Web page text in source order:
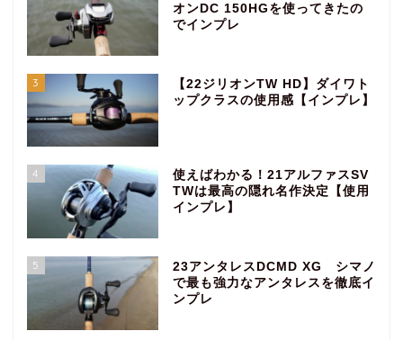
オンDC 150HGを使ってきたの
でインプレ
3
【22ジリオンTW HD】ダイワト
ップクラスの使用感【インプレ】
4
使えばわかる！21アルファスSV
TWは最高の隠れ名作決定【使用
インプレ】
5
23アンタレスDCMD XG シマノ
で最も強力なアンタレスを徹底イ
ンプレ